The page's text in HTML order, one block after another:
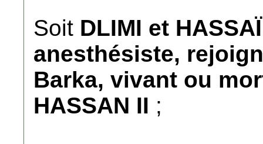
Soit DLIMI et
anesthésiste,
Barka, vivant ou
HASSAN II ;